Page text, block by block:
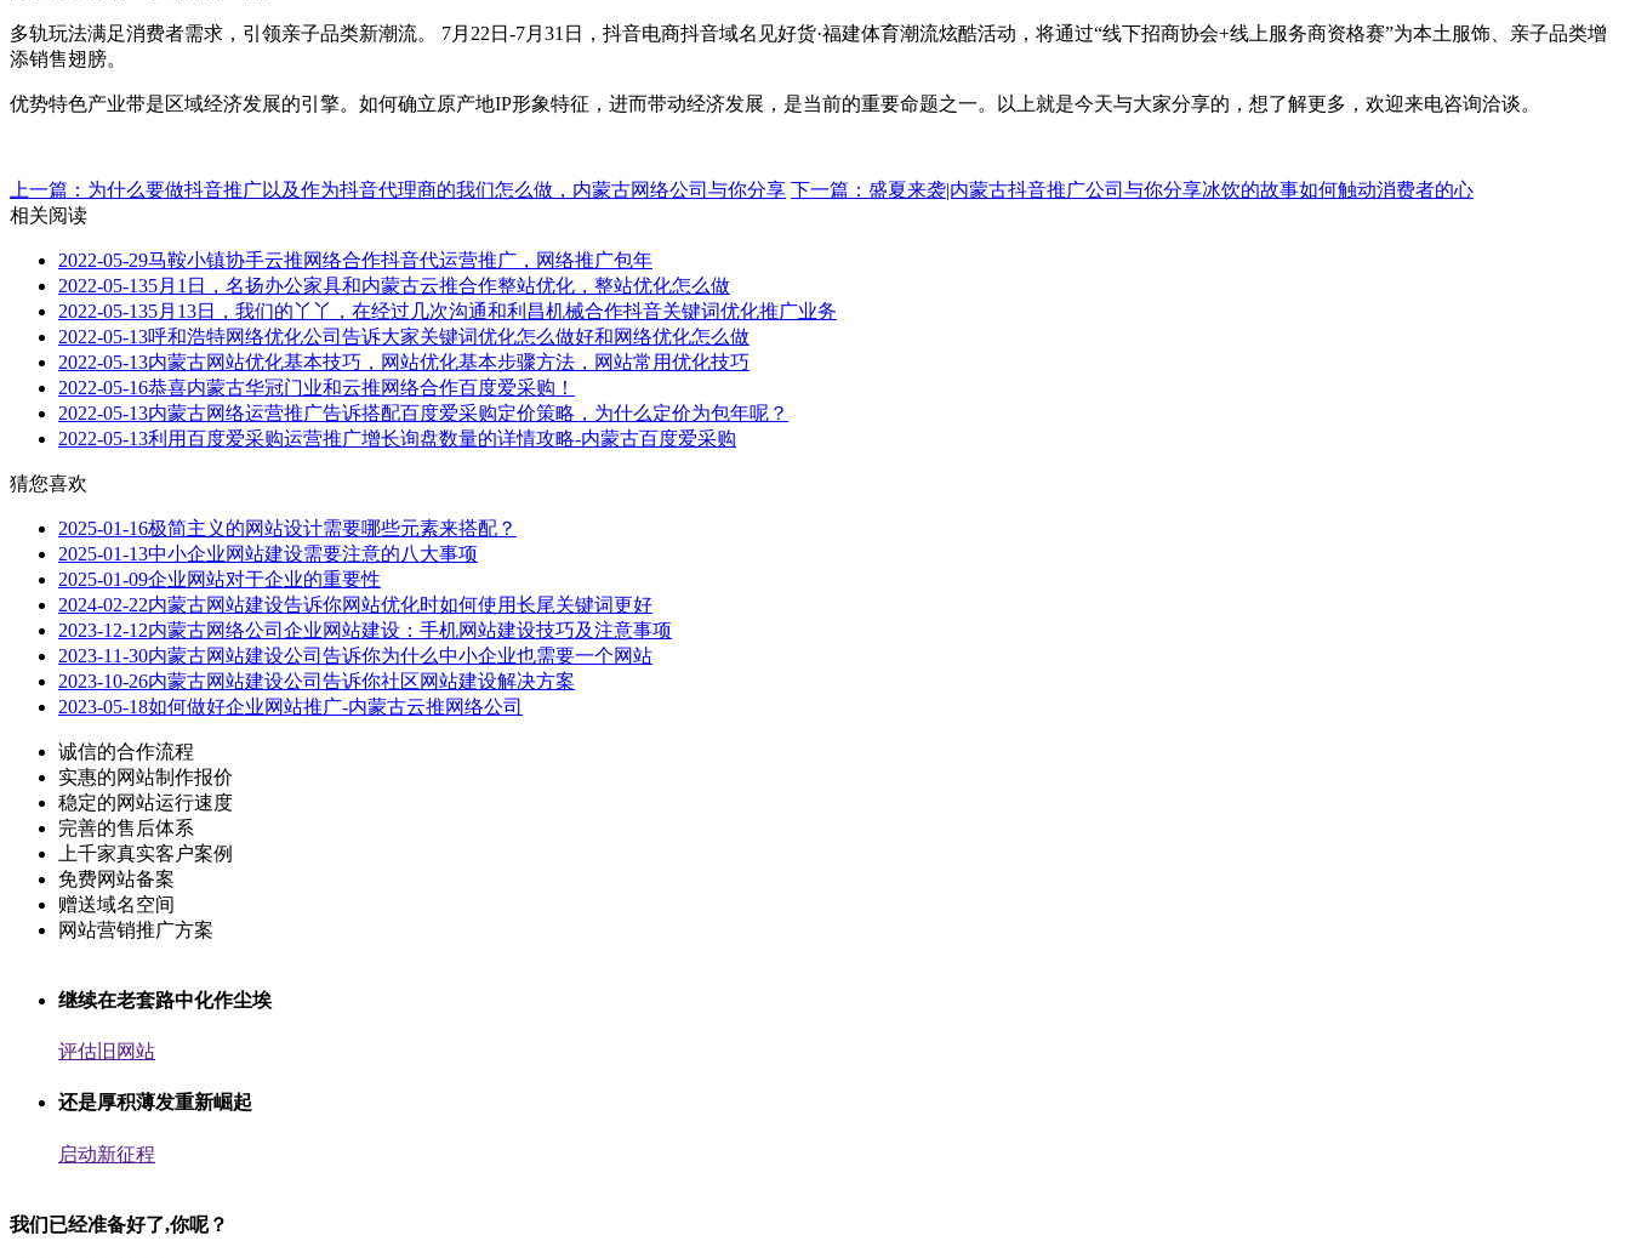
多轨玩法满足消费者需求，引领亲子品类新潮流。 7月22日-7月31日，抖音电商抖音域名见好货·福建体育潮流炫酷活动，将通过“线下招商协会+线上服务商资格赛”为本土服饰、亲子品类增
添销售翅膀。
优势特色产业带是区域经济发展的引擎。如何确立原产地IP形象特征，进而带动经济发展，是当前的重要命题之一。以上就是今天与大家分享的，想了解更多，欢迎来电咨询洽谈。
上一篇：为什么要做抖音推广以及作为抖音代理商的我们怎么做，内蒙古网络公司与你分享 下一篇：盛夏来袭|内蒙古抖音推广公司与你分享冰饮的故事如何触动消费者的心
相关阅读
2022-05-29马鞍小镇协手云推网络合作抖音代运营推广，网络推广包年
2022-05-135月1日，名扬办公家具和内蒙古云推合作整站优化，整站优化怎么做
2022-05-135月13日，我们的丫丫，在经过几次沟通和利昌机械合作抖音关键词优化推广业务
2022-05-13呼和浩特网络优化公司告诉大家关键词优化怎么做好和网络优化怎么做
2022-05-13内蒙古网站优化基本技巧，网站优化基本步骤方法，网站常用优化技巧
2022-05-16恭喜内蒙古华冠门业和云推网络合作百度爱采购！
2022-05-13内蒙古网络运营推广告诉搭配百度爱采购定价策略，为什么定价为包年呢？
2022-05-13利用百度爱采购运营推广增长询盘数量的详情攻略-内蒙古百度爱采购
猜您喜欢
2025-01-16极简主义的网站设计需要哪些元素来搭配？
2025-01-13中小企业网站建设需要注意的八大事项
2025-01-09企业网站对于企业的重要性
2024-02-22内蒙古网站建设告诉你网站优化时如何使用长尾关键词更好
2023-12-12内蒙古网络公司企业网站建设：手机网站建设技巧及注意事项
2023-11-30内蒙古网站建设公司告诉你为什么中小企业也需要一个网站
2023-10-26内蒙古网站建设公司告诉你社区网站建设解决方案
2023-05-18如何做好企业网站推广-内蒙古云推网络公司
诚信的合作流程
实惠的网站制作报价
稳定的网站运行速度
完善的售后体系
上千家真实客户案例
免费网站备案
赠送域名空间
网站营销推广方案
继续在老套路中化作尘埃
评估旧网站
还是厚积薄发重新崛起
启动新征程
我们已经准备好了,你呢？